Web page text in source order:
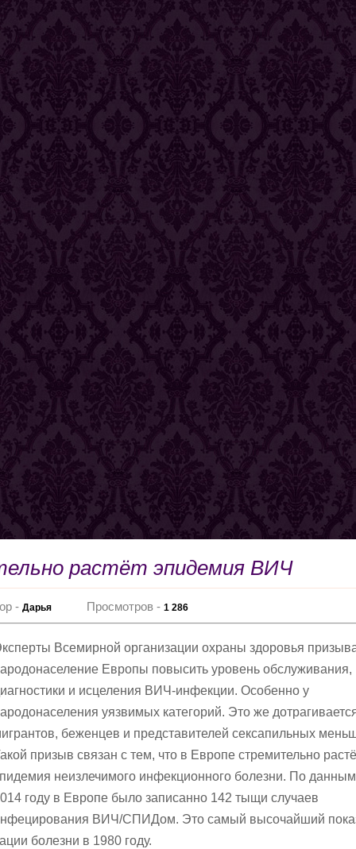
растёт эпидемия ВИЧ
-Дарья Просмотров -1 286
Всемирной организации охраны здоровья
Европы повысить уровень обслуживания,
и исцеления ВИЧ-инфекции. Особенно у
уязвимых категорий. Это же
беженцев и представителей сексапильных
призыв связан с тем, что в Европе стремительно
неизлечимого инфекционного болезни. По
году в Европе было записанно 142 тыщи случаев
ВИЧ/СПИДом. Это самый высочайший
болезни в 1980 году.